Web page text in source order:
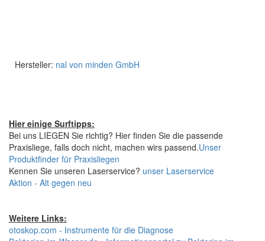
Hersteller: nal von minden GmbH
Hier einige Surftipps:
Bei uns LIEGEN Sie richtig? Hier finden Sie die passende
Praxisliege, falls doch nicht, machen wirs passend.Unser
Produktfinder für Praxisliegen
Kennen Sie unseren Laserservice? unser Laserservice
Aktion - Alt gegen neu
Weitere Links:
otoskop.com - Instrumente für die Diagnose